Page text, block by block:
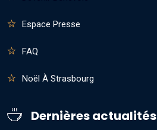
Espace Presse
FAQ
Noël À Strasbourg
Dernières actualités